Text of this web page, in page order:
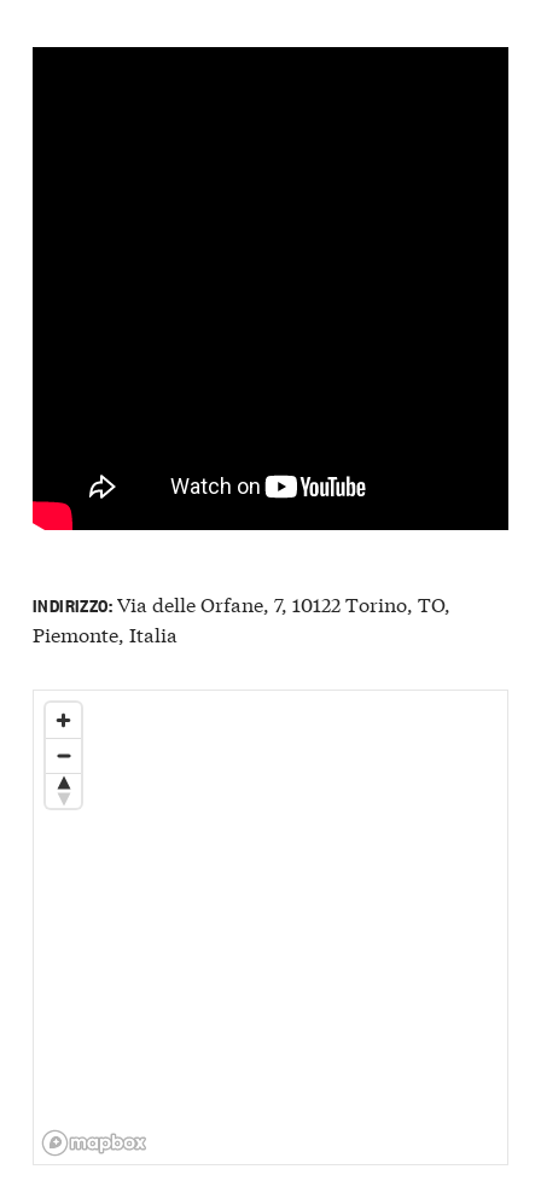
INDIRIZZO:Via delle Orfane, 7, 10122 Torino, TO,
Piemonte, Italia